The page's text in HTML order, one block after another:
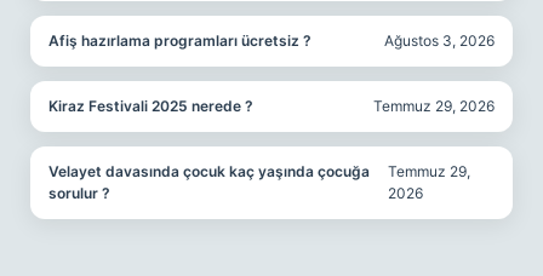
Afiş hazırlama programları ücretsiz ? Ağustos 3, 2026
Kiraz Festivali 2025 nerede ? Temmuz 29, 2026
Velayet davasında çocuk kaç yaşında çocuğa
sorulur ?
Temmuz 29,
2026